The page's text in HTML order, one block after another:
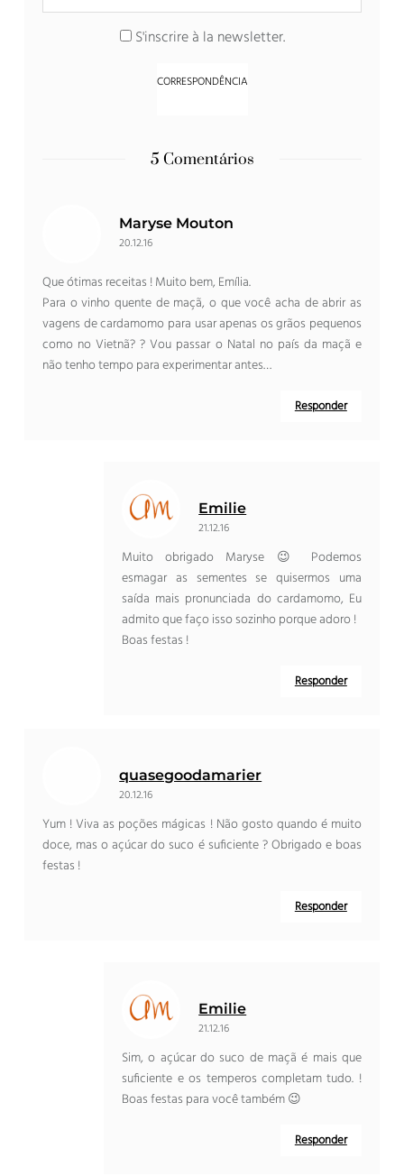
S'inscrire à la newsletter.
5 Comentários
Maryse Mouton
20.12.16
Que ótimas receitas ! Muito bem, Emília.
Para o vinho quente de maçã, o que você acha de abrir as
vagens de cardamomo para usar apenas os grãos pequenos
como no Vietnã? ? Vou passar o Natal no país da maçã e
não tenho tempo para experimentar antes…
Responder
Emilie
21.12.16
Muito obrigado Maryse 😉 Podemos
esmagar as sementes se quisermos uma
saída mais pronunciada do cardamomo, Eu
admito que faço isso sozinho porque adoro !
Boas festas !
Responder
quasegoodamarier
20.12.16
Yum ! Viva as poções mágicas ! Não gosto quando é muito
doce, mas o açúcar do suco é suficiente ? Obrigado e boas
festas !
Responder
Emilie
21.12.16
Sim, o açúcar do suco de maçã é mais que
suficiente e os temperos completam tudo. !
Boas festas para você também 😉
Responder